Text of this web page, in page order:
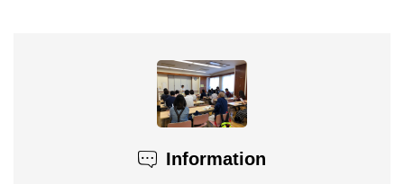
Information